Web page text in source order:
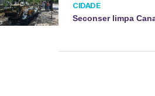
CIDADE
Seconser limpa